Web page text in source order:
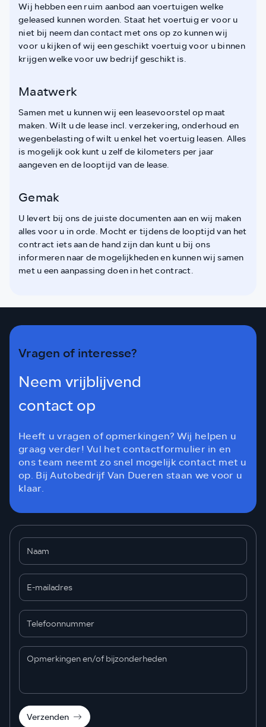
Wij hebben een ruim aanbod aan voertuigen welke
geleased kunnen worden. Staat het voertuig er voor u
niet bij neem dan contact met ons op zo kunnen wij
voor u kijken of wij een geschikt voertuig voor u binnen
krijgen welke voor uw bedrijf geschikt is.
Maatwerk
Samen met u kunnen wij een leasevoorstel op maat
maken. Wilt u de lease incl. verzekering, onderhoud en
wegenbelasting of wilt u enkel het voertuig leasen. Alles
is mogelijk ook kunt u zelf de kilometers per jaar
aangeven en de looptijd van de lease.
Gemak
U levert bij ons de juiste documenten aan en wij maken
alles voor u in orde. Mocht er tijdens de looptijd van het
contract iets aan de hand zijn dan kunt u bij ons
informeren naar de mogelijkheden en kunnen wij samen
met u een aanpassing doen in het contract.
Vragen of interesse?
Neem vrijblijvend
contact op
Heeft u vragen of opmerkingen? Wij helpen u
graag verder! Vul het contactformulier in en
ons team neemt zo snel mogelijk contact met u
op. Bij Autobedrijf Van Dueren staan we voor u
klaar.
Verzenden